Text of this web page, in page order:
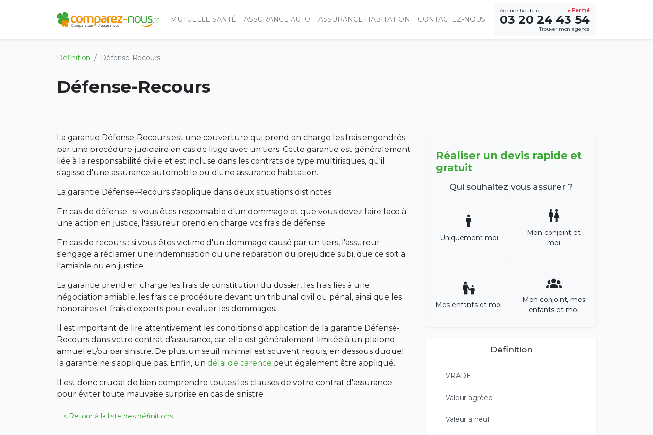
MUTUELLE SANTÉ ASSURANCE AUTO ASSURANCE HABITATION CONTACTEZ-NOUS
Agence Roubaix ● Fermé
03 20 24 43 54
Trouver mon agence
Définition Défense-Recours
Défense-Recours
La garantie Défense-Recours est une couverture qui prend en charge les frais engendrés
par une procédure judiciaire en cas de litige avec un tiers. Cette garantie est généralement
liée à la responsabilité civile et est incluse dans les contrats de type multirisques, qu'il
s'agisse d'une assurance automobile ou d'une assurance habitation.
La garantie Défense-Recours s'applique dans deux situations distinctes :
En cas de défense : si vous êtes responsable d'un dommage et que vous devez faire face à
une action en justice, l'assureur prend en charge vos frais de défense.
En cas de recours : si vous êtes victime d'un dommage causé par un tiers, l'assureur
s'engage à réclamer une indemnisation ou une réparation du préjudice subi, que ce soit à
l'amiable ou en justice.
La garantie prend en charge les frais de constitution du dossier, les frais liés à une
négociation amiable, les frais de procédure devant un tribunal civil ou pénal, ainsi que les
honoraires et frais d'experts pour évaluer les dommages.
Il est important de lire attentivement les conditions d'application de la garantie Défense-
Recours dans votre contrat d'assurance, car elle est généralement limitée à un plafond
annuel et/ou par sinistre. De plus, un seuil minimal est souvent requis, en dessous duquel
la garantie ne s'applique pas. Enfin, un délai de carence peut également être appliqué.
Il est donc crucial de bien comprendre toutes les clauses de votre contrat d'assurance
pour éviter toute mauvaise surprise en cas de sinistre.
< Retour à la liste des définitions
Réaliser un devis rapide et
gratuit
Qui souhaitez vous assurer ?
Uniquement moi
Mon conjoint et
moi
Mes enfants et moi
Mon conjoint, mes
enfants et moi
Définition
VRADE
Valeur agréée
Valeur à neuf